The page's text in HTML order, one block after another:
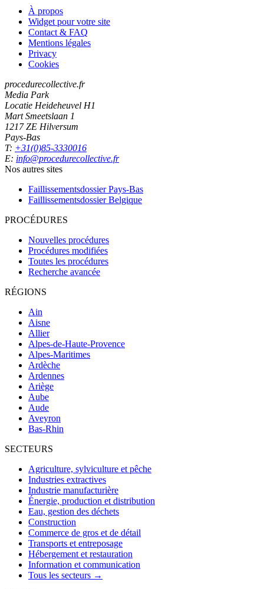
À propos
Widget pour votre site
Contact & FAQ
Mentions légales
Privacy
Cookies
procedurecollective.fr
Media Park
Locatie Heideheuvel H1
Mart Smeetslaan 1
1217 ZE Hilversum
Pays-Bas
T: +31(0)85-3330016
E: info@procedurecollective.fr
Nos autres sites
Faillissementsdossier Pays-Bas
Faillissementsdossier Belgique
PROCÉDURES
Nouvelles procédures
Procédures modifiées
Toutes les procédures
Recherche avancée
RÉGIONS
Ain
Aisne
Allier
Alpes-de-Haute-Provence
Alpes-Maritimes
Ardèche
Ardennes
Ariège
Aube
Aude
Aveyron
Bas-Rhin
SECTEURS
Agriculture, sylviculture et pêche
Industries extractives
Industrie manufacturière
Énergie, production et distribution
Eau, gestion des déchets
Construction
Commerce de gros et de détail
Transports et entreposage
Hébergement et restauration
Information et communication
Tous les secteurs →